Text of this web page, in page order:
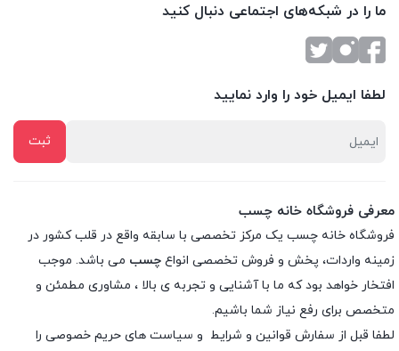
ما را در شبکه‌های اجتماعی دنبال کنید
لطفا ایمیل خود را وارد نمایید
معرفی فروشگاه خانه چسب
فروشگاه خانه چسب یک مرکز تخصصی با سابقه واقع در قلب کشور در
زمینه واردات، پخش و فروش تخصصی انواع چسب می باشد. موجب
افتخار خواهد بود که ما با آشنایی و تجربه ی بالا ، مشاوری مطمئن و
متخصص برای رفع نیاز شما باشیم.
لطفا قبل از سفارش قوانین و شرایط و سیاست های حریم خصوصی را